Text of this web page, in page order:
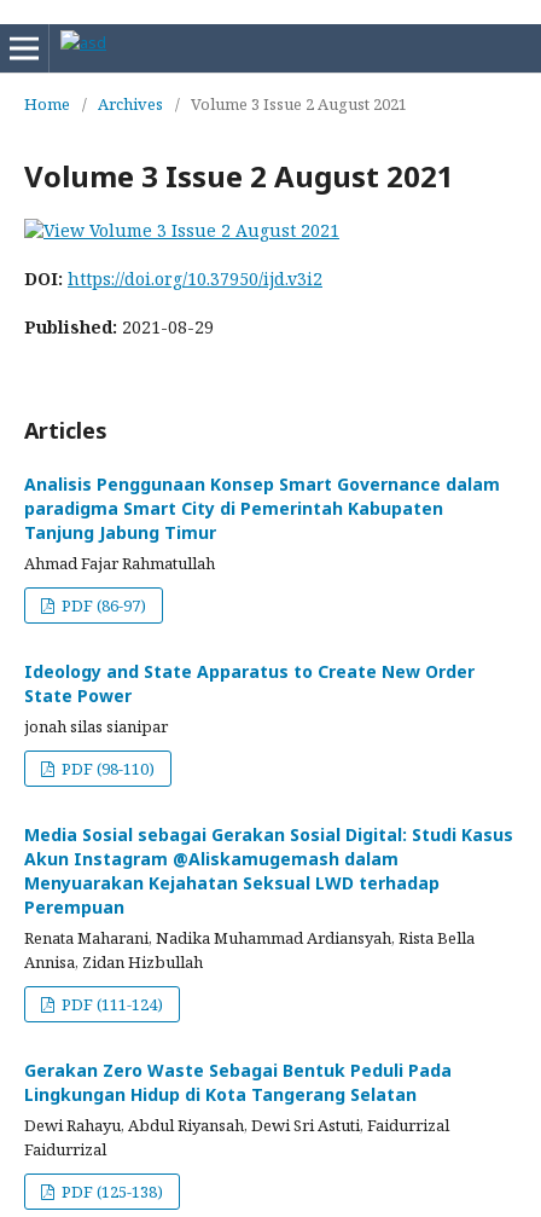
Home / Archives / Volume 3 Issue 2 August 2021
Volume 3 Issue 2 August 2021
DOI: https://doi.org/10.37950/ijd.v3i2
Published: 2021-08-29
Articles
Analisis Penggunaan Konsep Smart Governance dalam
paradigma Smart City di Pemerintah Kabupaten
Tanjung Jabung Timur
Ahmad Fajar Rahmatullah
PDF (86-97)
Ideology and State Apparatus to Create New Order
State Power
jonah silas sianipar
PDF (98-110)
Media Sosial sebagai Gerakan Sosial Digital: Studi Kasus
Akun Instagram @Aliskamugemash dalam
Menyuarakan Kejahatan Seksual LWD terhadap
Perempuan
Renata Maharani, Nadika Muhammad Ardiansyah, Rista Bella
Annisa, Zidan Hizbullah
PDF (111-124)
Gerakan Zero Waste Sebagai Bentuk Peduli Pada
Lingkungan Hidup di Kota Tangerang Selatan
Dewi Rahayu, Abdul Riyansah, Dewi Sri Astuti, Faidurrizal
Faidurrizal
PDF (125-138)